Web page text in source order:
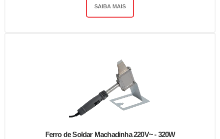
SAIBA MAIS
Ferro de Soldar Machadinha 220V~ - 320W